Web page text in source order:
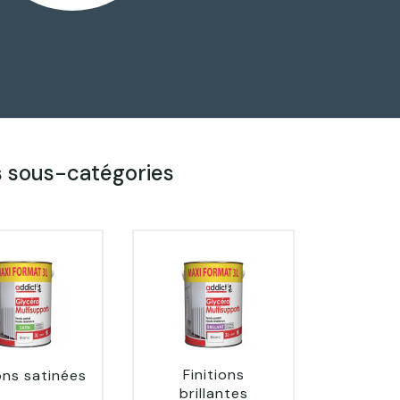
sous-catégories
satinées
Finitions
brillantes